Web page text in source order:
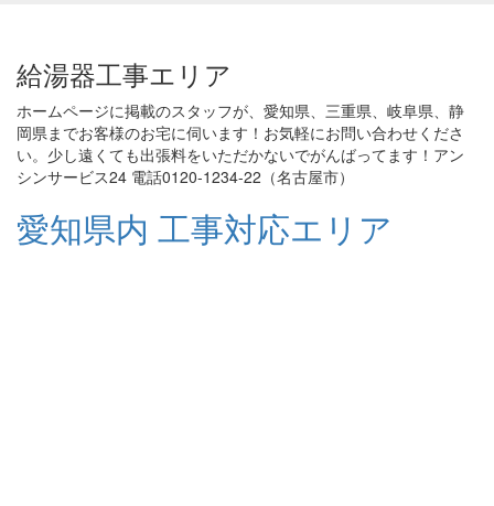
給湯器工事エリア
ホームページに掲載のスタッフが、愛知県、三重県、岐阜県、静
岡県までお客様のお宅に伺います！お気軽にお問い合わせくださ
い。少し遠くても出張料をいただかないでがんばってます！アン
シンサービス24 電話0120-1234-22（名古屋市）
愛知県内 工事対応エリア